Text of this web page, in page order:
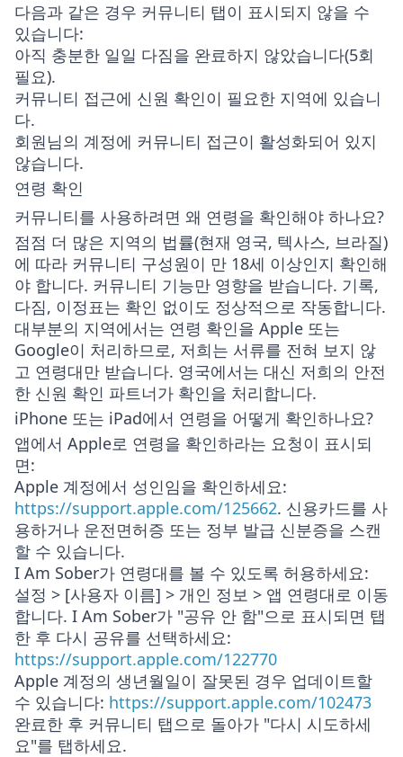
다음과 같은 경우 커뮤니티 탭이 표시되지 않을 수
있습니다:
아직 충분한 일일 다짐을 완료하지 않았습니다(5회
필요).
커뮤니티 접근에 신원 확인이 필요한 지역에 있습니
다.
회원님의 계정에 커뮤니티 접근이 활성화되어 있지
않습니다.
연령 확인
커뮤니티를 사용하려면 왜 연령을 확인해야 하나요?
점점 더 많은 지역의 법률(현재 영국, 텍사스, 브라질)
에 따라 커뮤니티 구성원이 만 18세 이상인지 확인해
야 합니다. 커뮤니티 기능만 영향을 받습니다. 기록,
다짐, 이정표는 확인 없이도 정상적으로 작동합니다.
대부분의 지역에서는 연령 확인을 Apple 또는
Google이 처리하므로, 저희는 서류를 전혀 보지 않
고 연령대만 받습니다. 영국에서는 대신 저희의 안전
한 신원 확인 파트너가 확인을 처리합니다.
iPhone 또는 iPad에서 연령을 어떻게 확인하나요?
앱에서 Apple로 연령을 확인하라는 요청이 표시되
면:
Apple 계정에서 성인임을 확인하세요:
https://support.apple.com/125662. 신용카드를 사
용하거나 운전면허증 또는 정부 발급 신분증을 스캔
할 수 있습니다.
I Am Sober가 연령대를 볼 수 있도록 허용하세요:
설정 > [사용자 이름] > 개인 정보 > 앱 연령대로 이동
합니다. I Am Sober가 "공유 안 함"으로 표시되면 탭
한 후 다시 공유를 선택하세요:
https://support.apple.com/122770
Apple 계정의 생년월일이 잘못된 경우 업데이트할
수 있습니다: https://support.apple.com/102473
완료한 후 커뮤니티 탭으로 돌아가 "다시 시도하세
요"를 탭하세요.